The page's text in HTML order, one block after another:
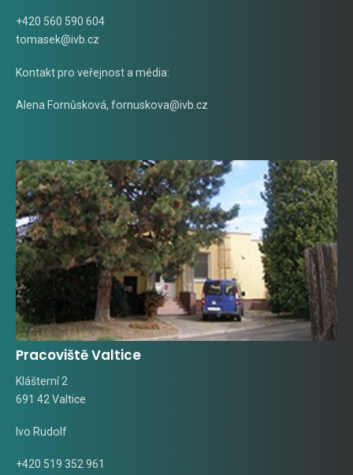
+420 560 590 604
tomasek@ivb.cz
Kontakt pro veřejnost a média:
Alena Fornůsková, fornuskova@ivb.cz
Pracoviště Valtice
Klášterní 2
691 42 Valtice
Ivo Rudolf
+420 519 352 961